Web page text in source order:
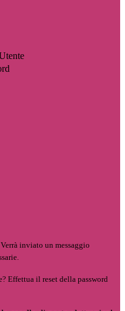
Verrà inviato un messaggio
Effettua il reset della password